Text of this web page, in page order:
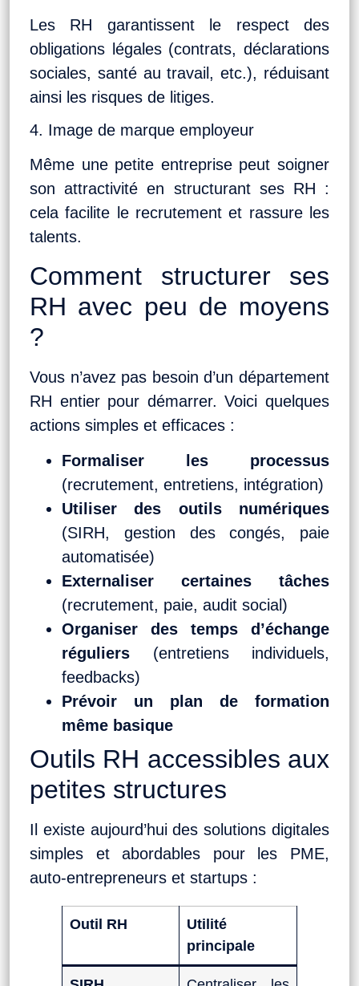
Les RH garantissent le respect des
obligations légales (contrats, déclarations
sociales, santé au travail, etc.), réduisant
ainsi les risques de litiges.
4. Image de marque employeur
Même une petite entreprise peut soigner
son attractivité en structurant ses RH :
cela facilite le recrutement et rassure les
talents.
Comment structurer ses
RH avec peu de moyens
?
Vous n’avez pas besoin d’un département
RH entier pour démarrer. Voici quelques
actions simples et efficaces :
Formaliser les processus
(recrutement, entretiens, intégration)
Utiliser des outils numériques
(SIRH, gestion des congés, paie
automatisée)
Externaliser certaines tâches
(recrutement, paie, audit social)
Organiser des temps d’échange
réguliers (entretiens individuels,
feedbacks)
Prévoir un plan de formation
même basique
Outils RH accessibles aux
petites structures
Il existe aujourd’hui des solutions digitales
simples et abordables pour les PME,
auto-entrepreneurs et startups :
Outil RH
Utilité
principale